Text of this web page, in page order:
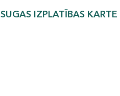
SUGAS IZPLATĪBAS KARTE